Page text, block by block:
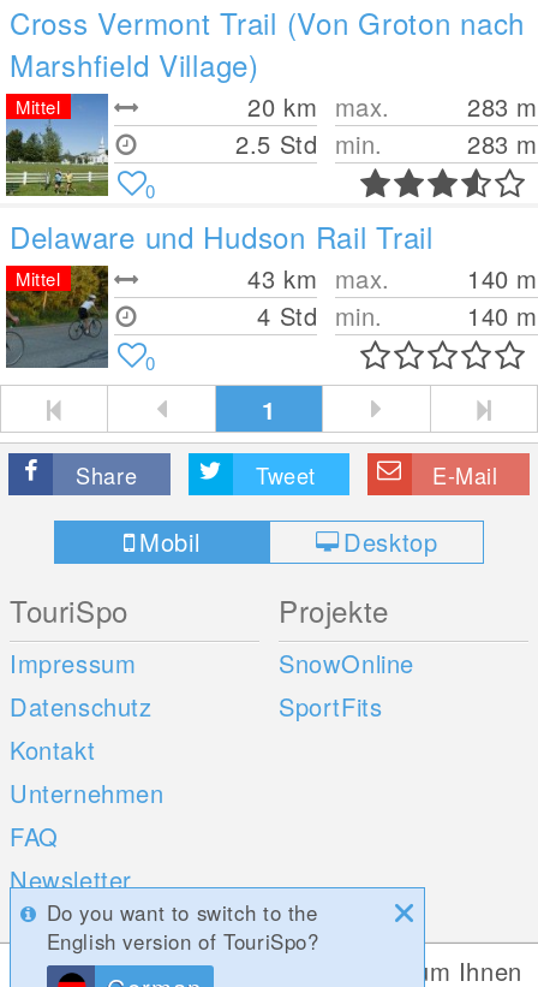
Cross Vermont Trail (Von Groton nach
Marshfield Village)
20 km
2.5 Std
max. 283 m
min.
283 m
Mittel
0
Delaware und Hudson Rail Trail
43 km
4 Std
max. 140 m
min.
140 m
Mittel
0
1
Share Tweet E-Mail
Mobil Desktop
TouriSpo
Impressum
Datenschutz
Kontakt
Unternehmen
FAQ
Newsletter
Umfragen
Projekte
SnowOnline
SportFits
Do you want to switch to the
English version of TouriSpo?
Diese Website verwendet Cookies, um Ihnen